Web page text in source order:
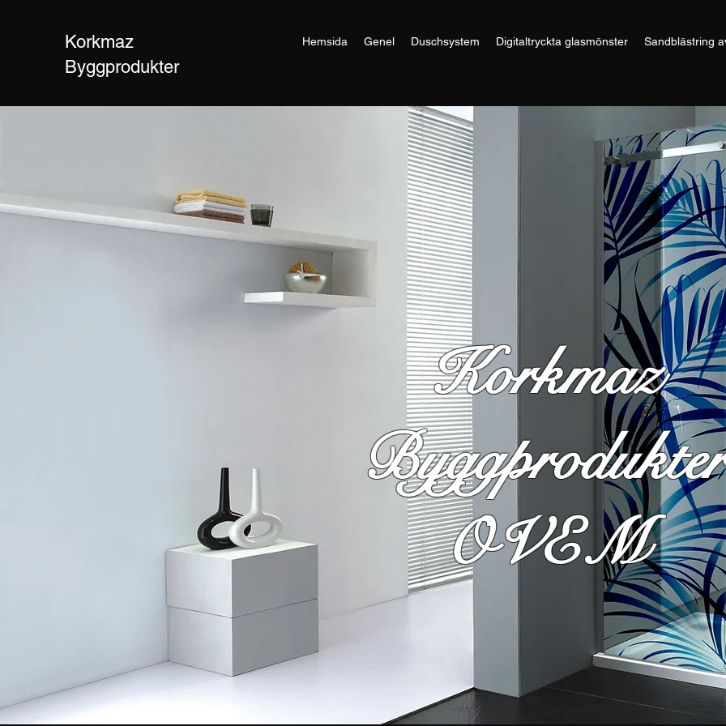
Korkmaz
Byggprodukter
Hemsida Genel Duschsystem Digitaltryckta glasmönster Sandblästring
Korkmaz
Byggprodukter
OVEM